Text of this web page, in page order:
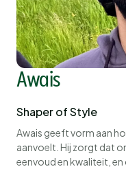
Awais
Shaper of Style
Awais geeft vorm aan
aanvoelt. Hij zorgt dat
eenvoud en kwaliteit,